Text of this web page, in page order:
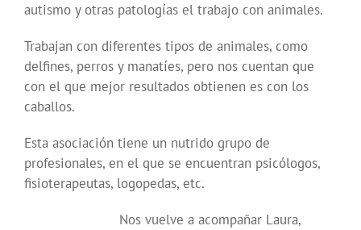
autismo y otras patologías el trabajo con animales.
Trabajan con diferentes tipos de animales, como
delfines, perros y manatíes, pero nos cuentan que
con el que mejor resultados obtienen es con los
caballos.
Esta asociación tiene un nutrido grupo de
profesionales, en el que se encuentran psicólogos,
fisioterapeutas, logopedas, etc.
Nos vuelve a acompañar Laura,